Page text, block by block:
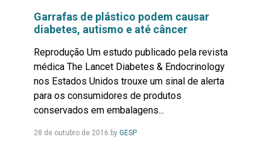
Garrafas de plástico podem causar
diabetes, autismo e até câncer
Reprodução Um estudo publicado pela revista
médica The Lancet Diabetes & Endocrinology
nos Estados Unidos trouxe um sinal de alerta
para os consumidores de produtos
conservados em embalagens...
28 de outubro de 2016 by GESPLeia